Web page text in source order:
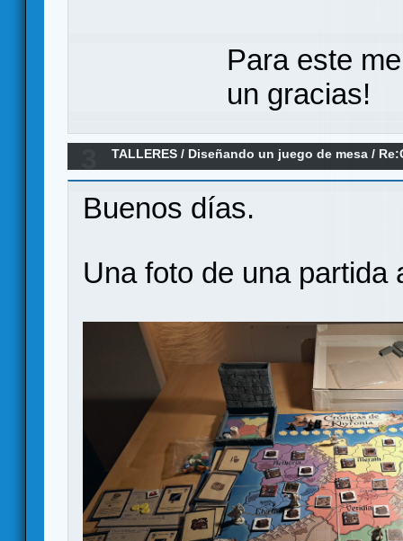
Para este
un gracias!
TALLERES / Diseñando un juego de mesa /
Buenos días.
Una foto de una partida